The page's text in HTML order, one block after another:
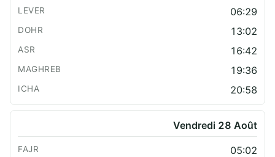
06:29
13:02
16:42
19:36
20:58
Vendredi 28 Août
05:02